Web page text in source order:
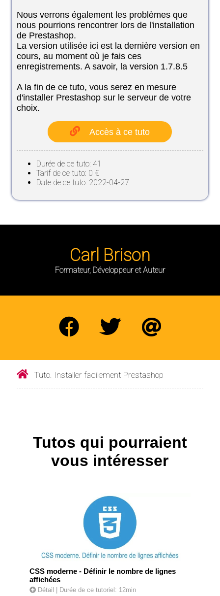
Nous verrons également les problèmes que
nous pourrions rencontrer lors de l'installation
de Prestashop.
La version utilisée ici est la dernière version en
cours, au moment où je fais ces
enregistrements. A savoir, la version 1.7.8.5
A la fin de ce tuto, vous serez en mesure
d'installer Prestashop sur le serveur de votre
choix.
Accès à ce tuto
Durée de ce tuto: 41
Tarif de ce tuto: 0 €
Date de ce tuto: 2022-04-27
Carl Brison
Formateur, Développeur et Auteur
Tuto. Installer facilement Prestashop
Tutos qui pourraient
vous intéresser
CSS moderne - Définir le nombre de lignes
affichées
Détail | Durée de ce tutoriel: 12min